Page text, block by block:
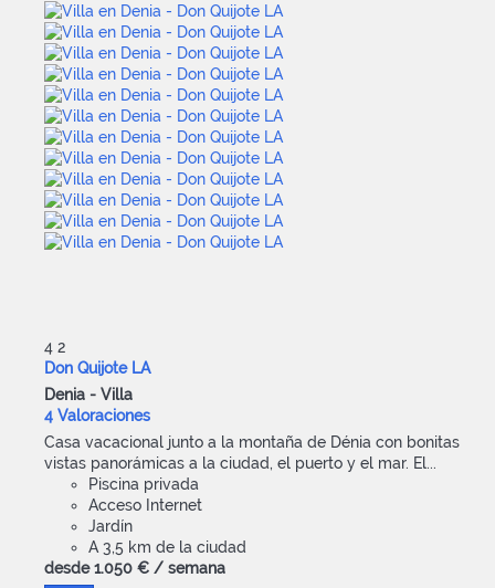
4 2
Don Quijote LA
Denia - Villa
4 Valoraciones
Casa vacacional junto a la montaña de Dénia con bonitas
vistas panorámicas a la ciudad, el puerto y el mar. El...
Piscina privada
Acceso Internet
Jardín
A 3,5 km de la ciudad
desde 1.050 € / semana